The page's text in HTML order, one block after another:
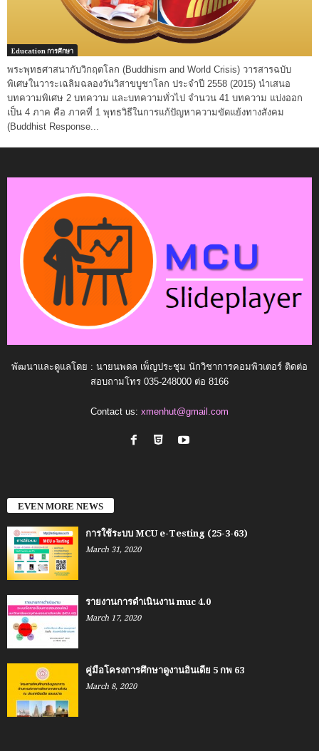
Education การศึกษา
พระพุทธศาสนากับวิกฤตโลก (Buddhism and World Crisis) วารสารฉบับ
พิเศษในวาระเฉลิมฉลองวันวิสาขบูชาโลก ประจำปี 2558 (2015) นำเสนอ
บทความพิเศษ 2 บทความ และบทความทั่วไป จำนวน 41 บทความ แบ่งออก
เป็น 4 ภาค คือ ภาคที่ 1 พุทธวิธีในการแก้ปัญหาความขัดแย้งทางสังคม
(Buddhist Response...
พัฒนาและดูแลโดย : นายนพดล เพ็ญประชุม นักวิชาการคอมพิวเตอร์ ติดต่อ
สอบถามโทร 035-248000 ต่อ 8166
Contact us: xmenhut@gmail.com
EVEN MORE NEWS
การใช้ระบบ MCU e-Testing (25-3-63)
March 31, 2020
รายงานการดำเนินงาน muc 4.0
March 17, 2020
คู่มือโครงการศึกษาดูงานอินเดีย 5 กพ 63
March 8, 2020